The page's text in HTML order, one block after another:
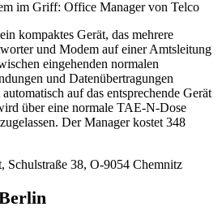
im Griff: Office Manager von Telco
kompaktes Gerät, das mehrere
und Modem auf einer Amtsleitung
eingehenden normalen
und Datenübertragungen
auf das entsprechende Gerät
über eine normale TAE-N-Dose
Der Manager kostet 348
Schulstraße 38, O-9054 Chemnitz